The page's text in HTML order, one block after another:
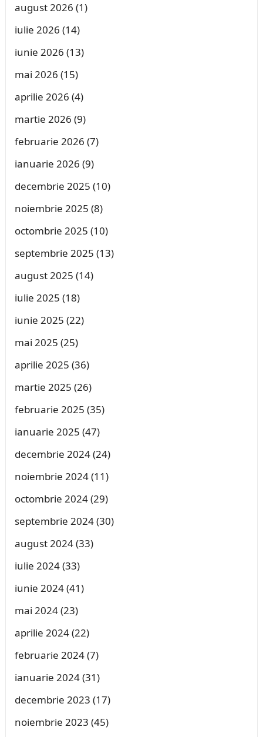
august 2026 (1)
iulie 2026 (14)
iunie 2026 (13)
mai 2026 (15)
aprilie 2026 (4)
martie 2026 (9)
februarie 2026 (7)
ianuarie 2026 (9)
decembrie 2025 (10)
noiembrie 2025 (8)
octombrie 2025 (10)
septembrie 2025 (13)
august 2025 (14)
iulie 2025 (18)
iunie 2025 (22)
mai 2025 (25)
aprilie 2025 (36)
martie 2025 (26)
februarie 2025 (35)
ianuarie 2025 (47)
decembrie 2024(24)
noiembrie 2024(11)
octombrie 2024(29)
septembrie 2024(30)
august 2024(33)
iulie 2024(33)
iunie 2024(41)
mai 2024(23)
aprilie 2024(22)
februarie 2024(7)
ianuarie 2024(31)
decembrie 2023 (17)
noiembrie 2023 (45)